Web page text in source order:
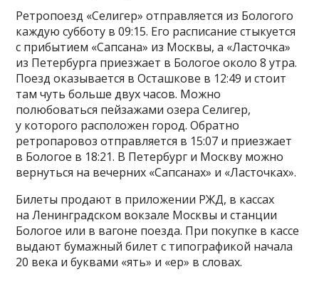
Ретропоезд «Селигер» отправляется из Бологого
каждую субботу в 09:15. Его расписание стыкуется
с прибытием «Сапсана» из Москвы, а «Ласточка»
из Петербурга приезжает в Бологое около 8 утра.
Поезд оказывается в Осташкове в 12:49 и стоит
там чуть больше двух часов. Можно
полюбоваться пейзажами озера Селигер,
у которого расположен город. Обратно
ретропаровоз отправляется в 15:07 и приезжает
в Бологое в 18:21. В Петербург и Москву можно
вернуться на вечерних «Сапсанах» и «Ласточках».
Билеты продают в приложении РЖД, в кассах
на Ленинградском вокзале Москвы и станции
Бологое или в вагоне поезда. При покупке в кассе
выдают бумажный билет с типографикой начала
20 века и буквами «ять» и «ер» в словах.